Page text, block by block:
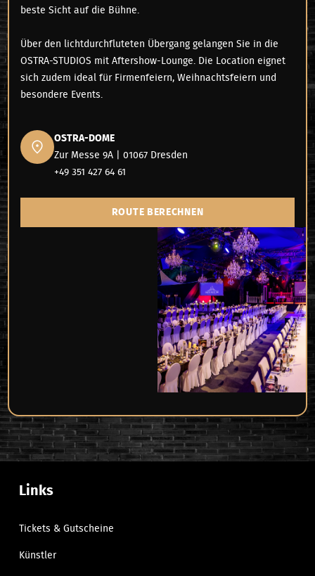
beste Sicht auf die Bühne.
Über den lichtdurchfluteten Übergang gelangen Sie in die
OSTRA-STUDIOS mit Aftershow-Lounge. Die Location eignet
sich zudem ideal für Firmenfeiern, Weihnachtsfeiern und
besondere Events.
OSTRA-DOME
Zur Messe 9A | 01067 Dresden
+49 351 427 64 61
ROUTE BERECHNEN
Links
Tickets & Gutscheine
Künstler